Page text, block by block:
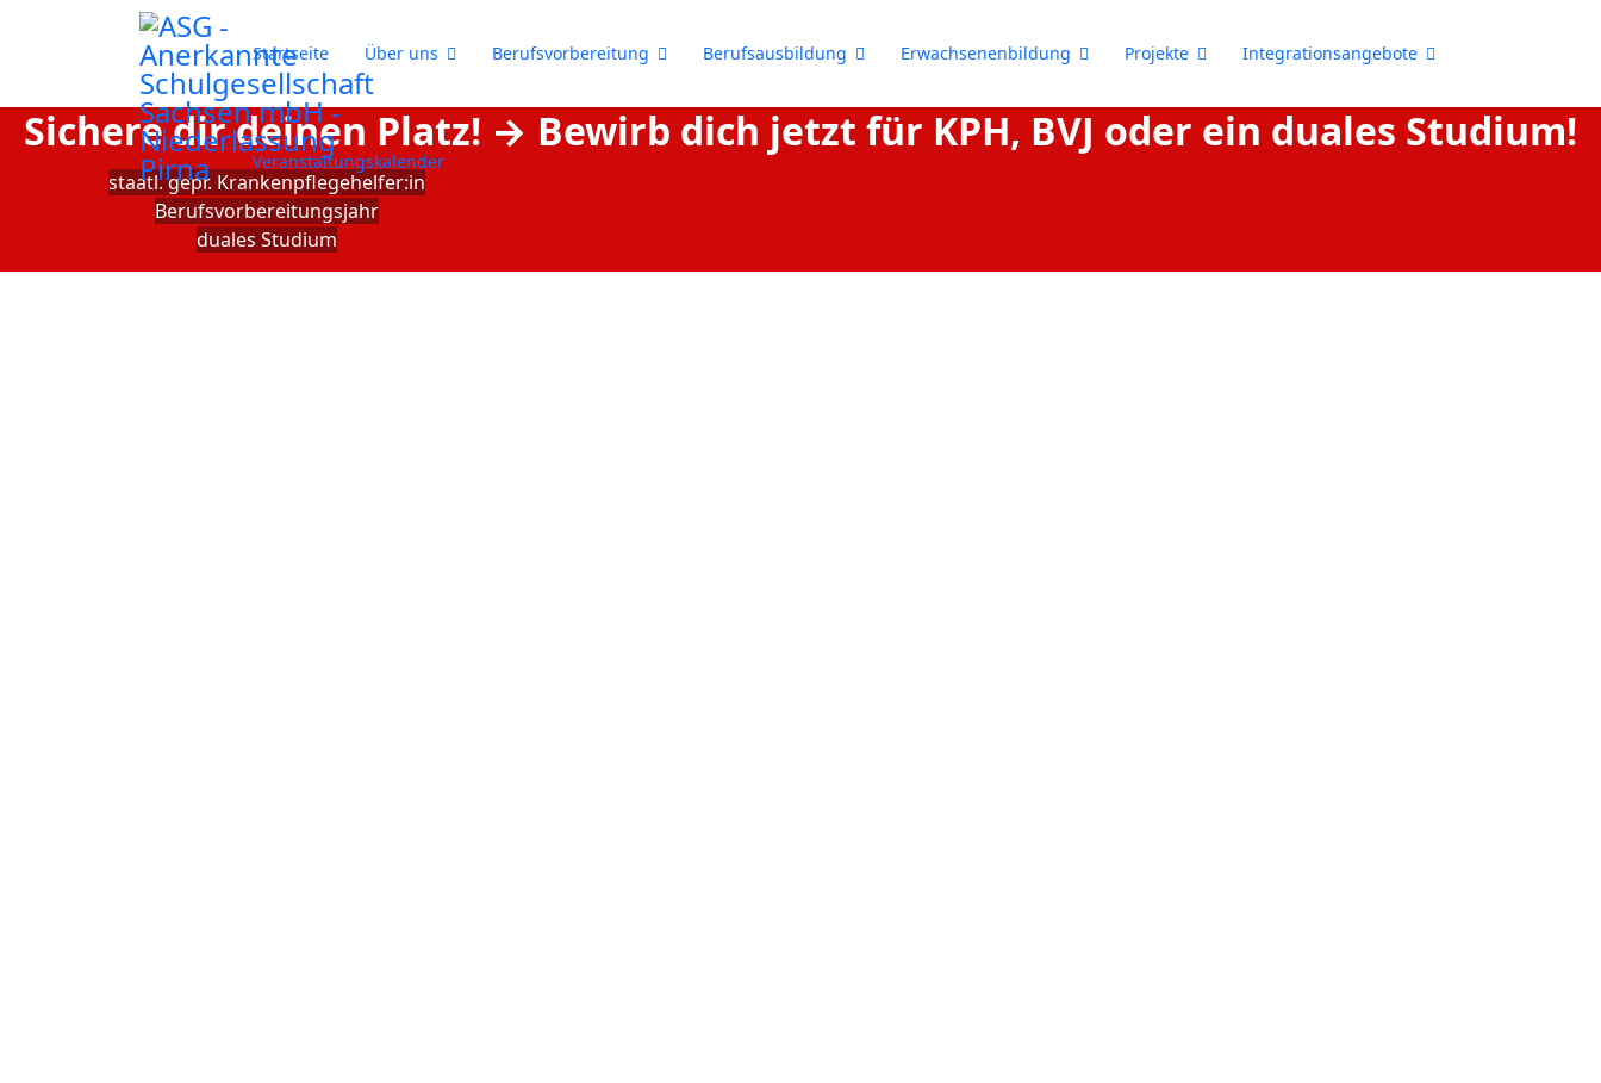
Startseite Über uns Berufsvorbereitung Berufsausbildung Erwachsenenbildung Projekte Integrationsangebote
Veranstaltungskalender
Sichere dir deinen Platz! → Bewirb dich jetzt für KPH, BVJ oder ein duales Studium!
staatl. gepr. Krankenpflegehelfer:in
Berufsvorbereitungsjahr
duales Studium